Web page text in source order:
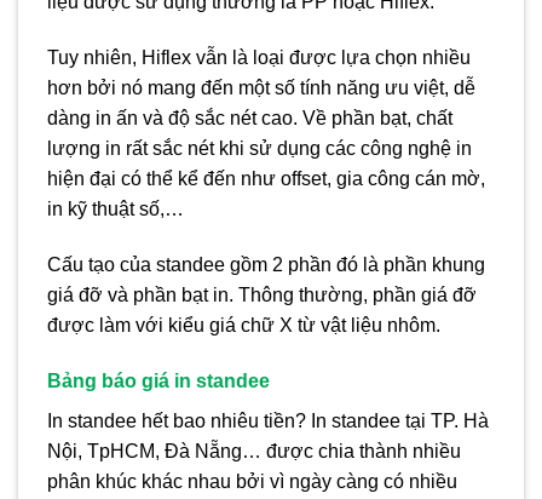
Tuy nhiên, Hiflex vẫn là loại được lựa chọn nhiều
hơn bởi nó mang đến một số tính năng ưu việt, dễ
dàng in ấn và độ sắc nét cao. Về phần bạt, chất
lượng in rất sắc nét khi sử dụng các công nghệ in
hiện đại có thể kể đến như offset, gia công cán mờ,
in kỹ thuật số,…
Cấu tạo của standee gồm 2 phần đó là phần khung
giá đỡ và phần bạt in. Thông thường, phần giá đỡ
được làm với kiểu giá chữ X từ vật liệu nhôm.
Bảng báo giá in standee
In standee hết bao nhiêu tiền? In standee tại TP. Hà
Nội, TpHCM, Đà Nẵng… được chia thành nhiều
phân khúc khác nhau bởi vì ngày càng có nhiều